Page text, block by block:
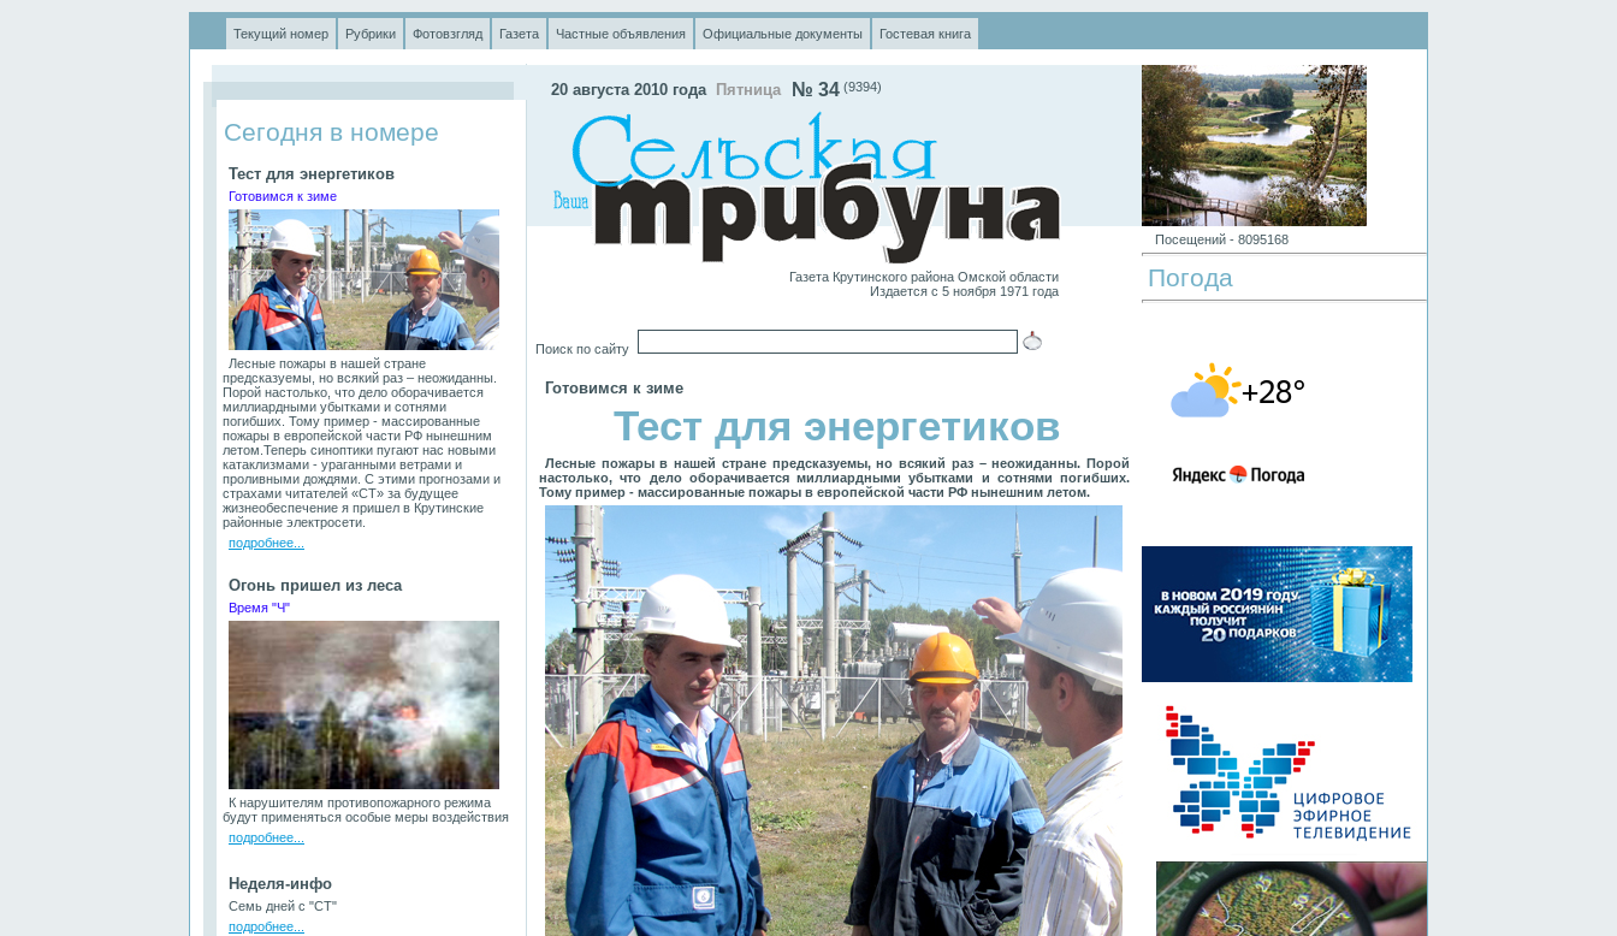
Текущий номер Рубрики Фотовзгляд Газета Частные объявления Официальные документы
Гостевая книга
Сегодня в номере
Тест для энергетиков
Готовимся к зиме
Лесные пожары в нашей стране
предсказуемы, но всякий раз – неожиданны.
Порой настолько, что дело оборачивается
миллиардными убытками и сотнями
погибших. Тому пример - массированные
пожары в европейской части РФ нынешним
летом.Теперь синоптики пугают нас новыми
катаклизмами - ураганными ветрами и
проливными дождями. С этими прогнозами и
страхами читателей «СТ» за будущее
жизнеобеспечение я пришел в Крутинские
районные электросети.
подробнее...
Огонь пришел из леса
Время "Ч"
К нарушителям противопожарного режима
будут применяться особые меры воздействия
подробнее...
Неделя-инфо
Семь дней с "СТ"
подробнее...
20 августа 2010 года Пятница № 34 (9394)
Газета Крутинского района Омской области
Издается с 5 ноября 1971 года
Поиск по сайту
Готовимся к зиме
Тест для энергетиков
Лесные пожары в нашей стране предсказуемы, но всякий раз – неожиданны. Порой
настолько, что дело оборачивается миллиардными убытками и сотнями погибших.
Тому пример - массированные пожары в европейской части РФ нынешним летом.
Посещений - 8095168
Погода